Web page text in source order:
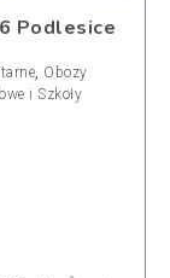
Podlesice
, Obozy
i Szkoły